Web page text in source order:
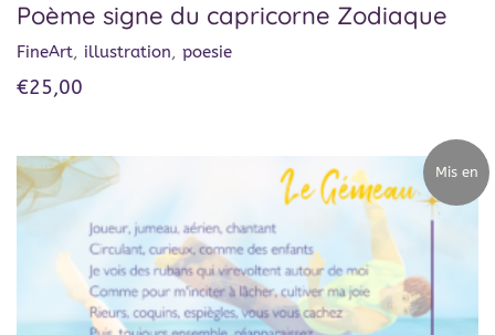
Poème signe du capricorne Zodiaque
FineArt, illustration, poesie
€25,00
Mis en